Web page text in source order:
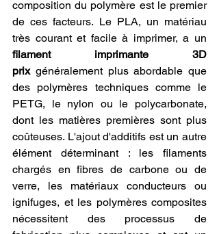
composition du polymère est le premier
de ces facteurs. Le PLA, un matériau
filament imprimante 3D
prix généralement plus abordable que
des polymères techniques comme le
PETG, le nylon ou le polycarbonate,
dont les matières premières sont plus
coûteuses. L'ajout d'additifs est un autre
élément déterminant : les filaments
chargés en fibres de carbone ou de
verre, les matériaux conducteurs ou
ignifuges, et les polymères composites
nécessitent des processus de